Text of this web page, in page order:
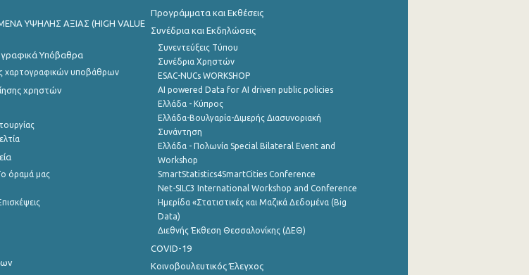
ΥΨΗΛΗΣ ΑΞΙΑΣ (HIGH VALUE
Υπόβαθρα
χαρτογραφικών υποβάθρων
χρηστών
όραμά μας
Προγράμματα και Εκθέσεις
Συνέδρια και Εκδηλώσεις
Συνεντεύξεις Τύπου
Συνέδρια Χρηστών
ESAC-NUCs WORKSHOP
AI powered Data for AI driven public policies
Ελλάδα - Κύπρος
Ελλάδα-Βουλγαρία-Διμερής Διασυνοριακή
Συνάντηση
Ελλάδα - Πολωνία Special Bilateral Event and
Workshop
SmartStatistics4SmartCities Conference
Net-SILC3 International Workshop and Conference
Ημερίδα «Στατιστικές και Μαζικά Δεδομένα (Big
Data)
Διεθνής Έκθεση Θεσσαλονίκης (ΔΕΘ)
COVID-19
Κοινοβουλευτικός Έλεγχος